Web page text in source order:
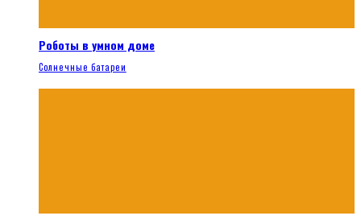
Роботы в умном доме
Солнечные батареи